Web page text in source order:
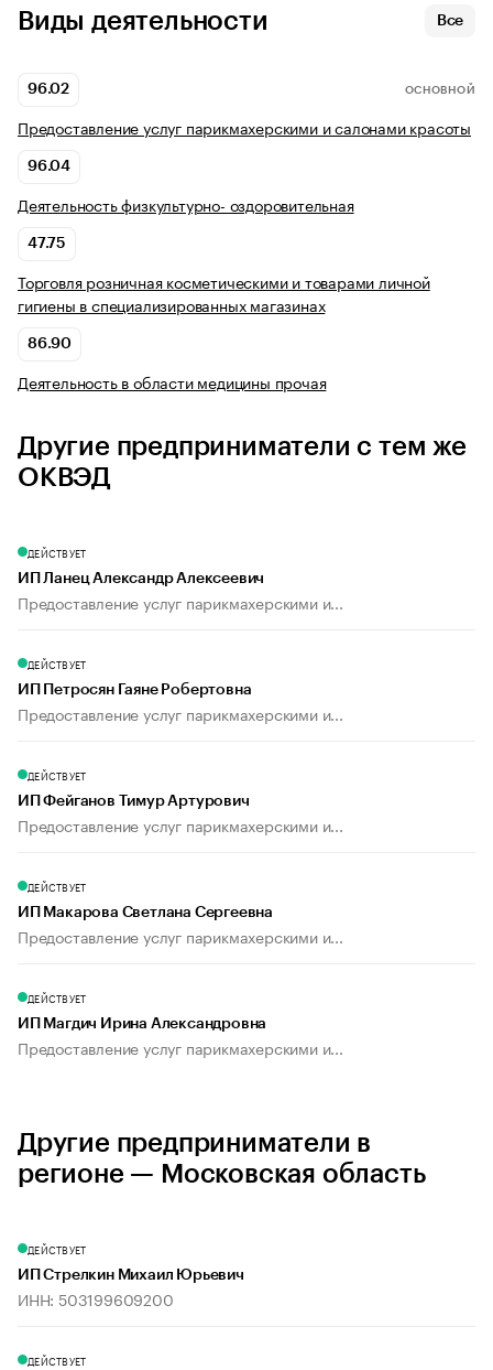
Виды деятельности Все
96.02 ОСНОВНОЙ
Предоставление услуг парикмахерскими и салонами красоты
96.04
Деятельность физкультурно- оздоровительная
47.75
Торговля розничная косметическими и товарами личной
гигиены в специализированных магазинах
86.90
Деятельность в области медицины прочая
Другие предприниматели с тем же
ОКВЭД
ДЕЙСТВУЕТ
ИП Ланец Александр Алексеевич
Предоставление услуг парикмахерскими и...
ДЕЙСТВУЕТ
ИП Петросян Гаяне Робертовна
Предоставление услуг парикмахерскими и...
ДЕЙСТВУЕТ
ИП Фейганов Тимур Артурович
Предоставление услуг парикмахерскими и...
ДЕЙСТВУЕТ
ИП Макарова Светлана Сергеевна
Предоставление услуг парикмахерскими и...
ДЕЙСТВУЕТ
ИП Магдич Ирина Александровна
Предоставление услуг парикмахерскими и...
Другие предприниматели в
регионе — Московская область
ДЕЙСТВУЕТ
ИП Стрелкин Михаил Юрьевич
ИНН: 503199609200
ДЕЙСТВУЕТ